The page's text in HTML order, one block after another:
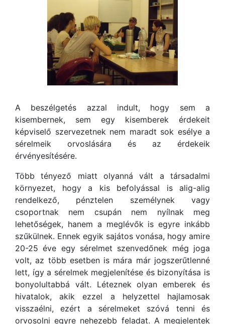
A beszélgetés azzal indult, hogy sem a
kisembernek, sem egy kisemberek érdekeit
képviselő szervezetnek nem maradt sok esélye a
sérelmeik orvoslására és az érdekeik
érvényesítésére.
Több tényező miatt olyanná vált a társadalmi
környezet, hogy a kis befolyással is alig-alig
rendelkező, pénztelen személynek vagy
csoportnak nem csupán nem nyílnak meg
lehetőségek, hanem a meglévők is egyre inkább
szűkülnek. Ennek egyik sajátos vonása, hogy amire
20-25 éve egy sérelmet szenvedőnek még joga
volt, az több esetben is mára már jogszerűtlenné
lett, így a sérelmek megjelenítése és bizonyítása is
bonyolultabbá vált. Léteznek olyan emberek és
hivatalok, akik ezzel a helyzettel hajlamosak
visszaélni, ezért a sérelmeket szóvá tenni és
orvosolni egyre nehezebb feladat. A megjelentek